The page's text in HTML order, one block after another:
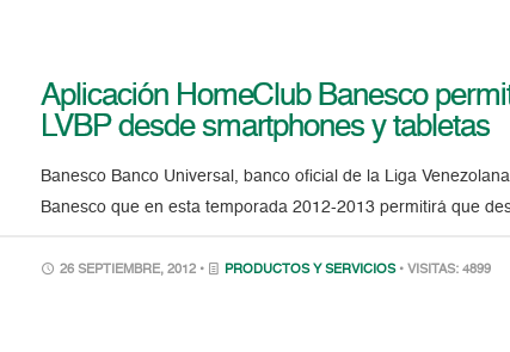
Aplicación HomeClub Banesco
LVBP desde smartphones y tabletas
Banesco Banco Universal, banco oficial de la Liga
Banesco que en esta temporada 2012-2013 permitirá que
26 SEPTIEMBRE, 2012 • PRODUCTOS Y SERVICIOS • VISITAS: 4899